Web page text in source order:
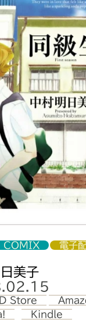
COMIX 電子
美子
Store
Kindle